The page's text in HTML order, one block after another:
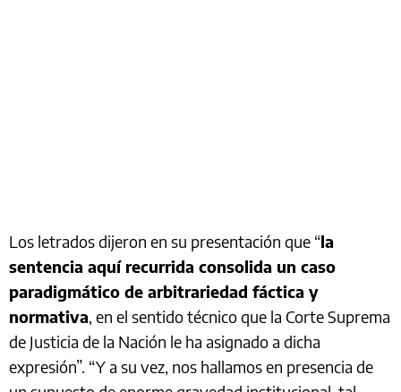
Los letrados dijeron en su presentación que “la
sentencia aquí recurrida consolida un caso
paradigmático de arbitrariedad fáctica y
normativa, en el sentido técnico que la Corte Suprema
de Justicia de la Nación le ha asignado a dicha
expresión”. “Y a su vez, nos hallamos en presencia de